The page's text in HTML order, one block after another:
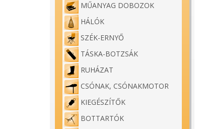
MŰANYAG DOBOZOK
HÁLÓK
SZÉK-ERNYŐ
TÁSKA-BOTZSÁK
RUHÁZAT
CSÓNAK, CSÓNAKMOTOR
KIEGÉSZÍTŐK
BOTTARTÓK